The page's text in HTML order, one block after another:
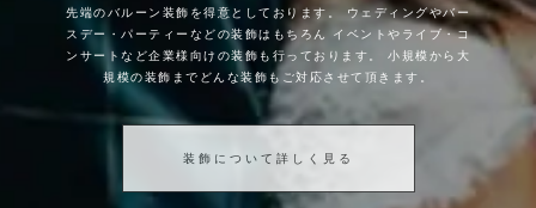
先端のバルーン装飾を得意としております。
ウェディングやバー
スデー・パーティーなどの装飾はもちろん
イベントやライブ・コ
ンサートなど企業様向けの装飾も行っております。
小規模から大
規模の装飾までどんな装飾もご対応させて頂きます。
装飾について詳しく見る